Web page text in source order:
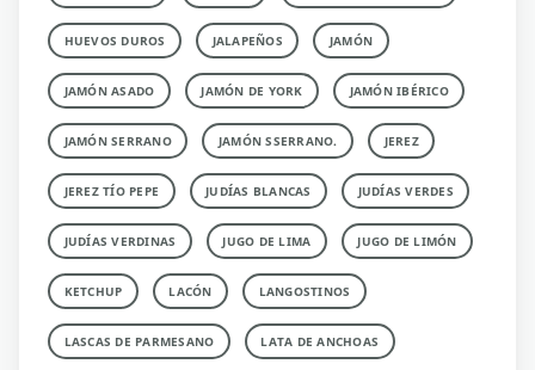
HUEVOS DUROS JALAPEÑOS JAMÓN
JAMÓN ASADO JAMÓN DE YORK JAMÓN IBÉRICO
JAMÓN SERRANO JAMÓN SSERRANO. JEREZ
JEREZ TÍO PEPE JUDÍAS BLANCAS JUDÍAS VERDES
JUDÍAS VERDINAS JUGO DE LIMA JUGO DE LIMÓN
KETCHUP LACÓN LANGOSTINOS
LASCAS DE PARMESANO LATA DE ANCHOAS